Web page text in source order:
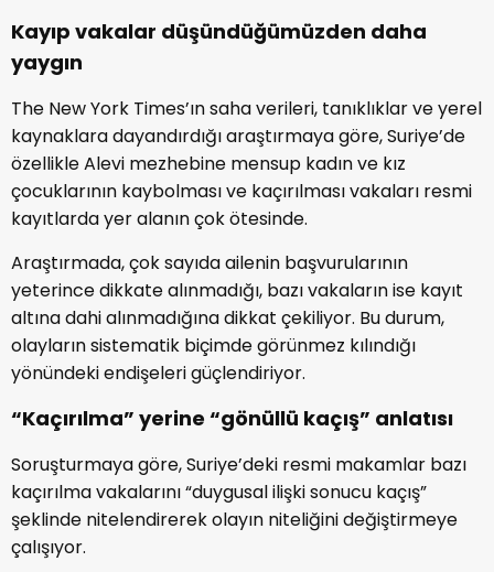
Kayıp vakalar düşündüğümüzden daha
yaygın
The New York Times’ın saha verileri, tanıklıklar ve yerel
kaynaklara dayandırdığı araştırmaya göre, Suriye’de
özellikle Alevi mezhebine mensup kadın ve kız
çocuklarının kaybolması ve kaçırılması vakaları resmi
kayıtlarda yer alanın çok ötesinde.
Araştırmada, çok sayıda ailenin başvurularının
yeterince dikkate alınmadığı, bazı vakaların ise kayıt
altına dahi alınmadığına dikkat çekiliyor. Bu durum,
olayların sistematik biçimde görünmez kılındığı
yönündeki endişeleri güçlendiriyor.
“Kaçırılma” yerine “gönüllü kaçış” anlatısı
Soruşturmaya göre, Suriye’deki resmi makamlar bazı
kaçırılma vakalarını “duygusal ilişki sonucu kaçış”
şeklinde nitelendirerek olayın niteliğini değiştirmeye
çalışıyor.